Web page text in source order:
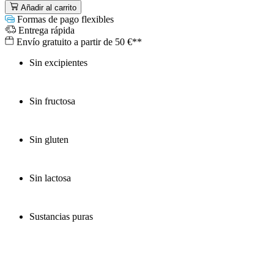
Añadir al carrito
Formas de pago flexibles
Entrega rápida
Envío gratuito a partir de 50 €**
Sin excipientes
Sin fructosa
Sin gluten
Sin lactosa
Sustancias puras